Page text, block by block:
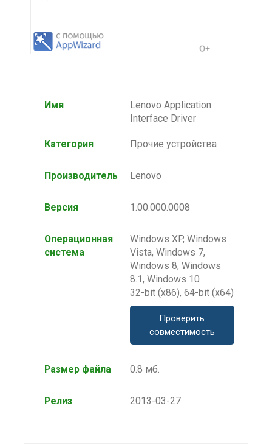
Имя
Lenovo Application
Interface Driver
Категория Прочие устройства
Производитель Lenovo
Версия 1.00.000.0008
Операционная
система
Windows XP, Windows
Vista, Windows 7,
Windows 8, Windows
8.1, Windows 10
32-bit (x86), 64-bit (x64)
Проверить
совместимость
Размер файла 0.8 мб.
Релиз 2013-03-27